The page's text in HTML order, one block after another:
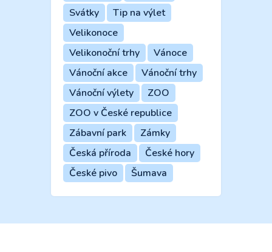
Svátky
Tip na výlet
Velikonoce
Velikonoční trhy
Vánoce
Vánoční akce
Vánoční trhy
Vánoční výlety
ZOO
ZOO v České republice
Zábavní park
Zámky
Česká příroda
České hory
České pivo
Šumava